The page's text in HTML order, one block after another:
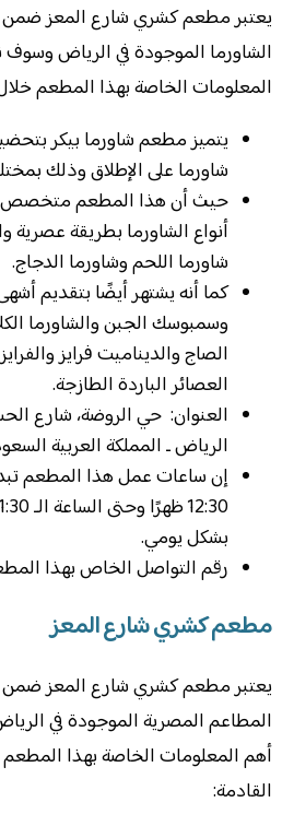
يعتبر مطعم كشري شارع المعز
الشاورما الموجودة في الرياض
المعلومات الخاصة بهذا المطعم
يتميز مطعم شاورما بيكر
شاورما على الإطلاق وذلك
حيث أن هذا المطعم متخصص
أنواع الشاورما بطريقة عصرية
شاورما اللحم وشاورما الدجاج.
كما أنه يشتهر أيضًا بتقديم
وسمبوسك الجبن والشاورما
الصاج والديناميت فرايز
العصائر الباردة الطازجة.
العنوان: حي الروضة، شارع
الرياض ـ المملكة العربية
إن ساعات عمل هذا المطعم
بشكل يومي.
رقم التواصل الخاص بهذا المطعم:
مطعم كشري شارع المعز
يعتبر مطعم كشري شارع المعز ضمن
المطاعم المصرية الموجودة في
أهم المعلومات الخاصة بهذا المطعم
القادمة: